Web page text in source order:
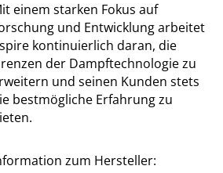
einem starken Fokus auf
und Entwicklung arbeitet
kontinuierlich daran, die
der Dampftechnologie zu
und seinen Kunden stets
bestmögliche Erfahrung zu
zum Hersteller: